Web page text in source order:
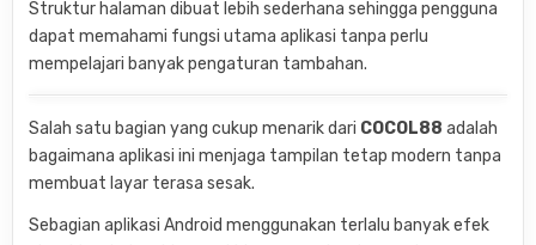
Struktur halaman dibuat lebih sederhana sehingga pengguna
dapat memahami fungsi utama aplikasi tanpa perlu
mempelajari banyak pengaturan tambahan.
Salah satu bagian yang cukup menarik dari COCOL88 adalah
bagaimana aplikasi ini menjaga tampilan tetap modern tanpa
membuat layar terasa sesak.
Sebagian aplikasi Android menggunakan terlalu banyak efek